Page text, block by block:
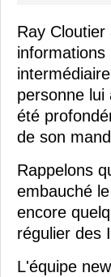
Ray
informations
personne lui
été
de son
Rappelons
embauché
encore
régulier des
L'équipe